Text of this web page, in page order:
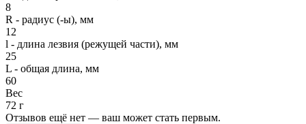
8
R - радиус (-ы), мм
12
l - длина лезвия (режущей части), мм
25
L - общая длина, мм
60
Вес
72 г
Отзывов ещё нет — ваш может стать первым.